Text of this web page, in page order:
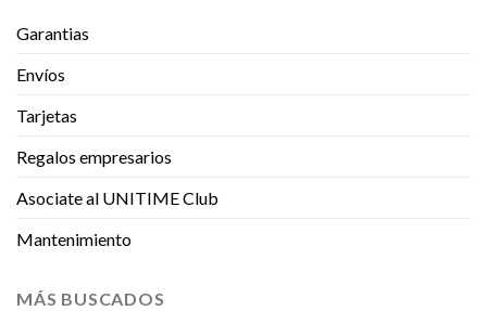
Garantias
Envíos
Tarjetas
Regalos empresarios
Asociate al UNITIME Club
Mantenimiento
MÁS BUSCADOS